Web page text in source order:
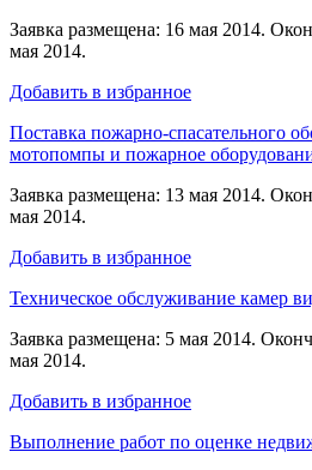
Заявка размещена: 16 мая 2014.
мая 2014.
Добавить в избранное
Поставка пожарно-спасательного
мотопомпы и пожарное
Заявка размещена: 13 мая 2014.
мая 2014.
Добавить в избранное
Техническое обслуживание камер
Заявка размещена: 5 мая 2014.
мая 2014.
Добавить в избранное
Выполнение работ по оценке